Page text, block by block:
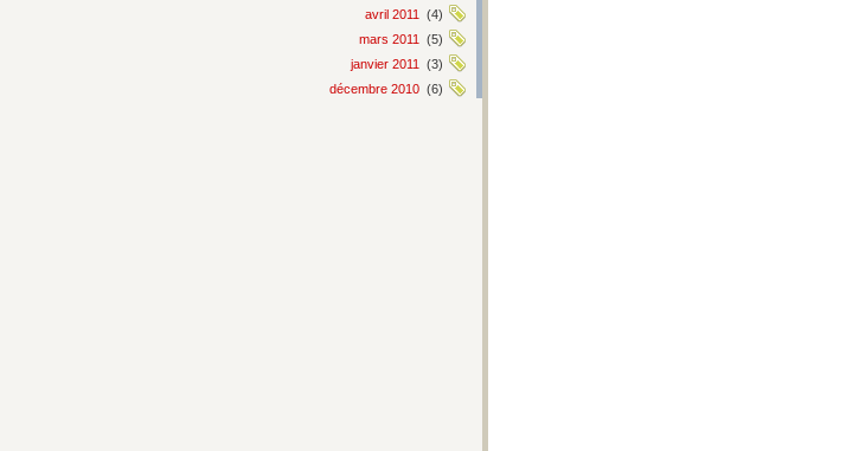
avril 2011
(4)
mars 2011
(5)
janvier 2011
(3)
décembre 2010 (6)